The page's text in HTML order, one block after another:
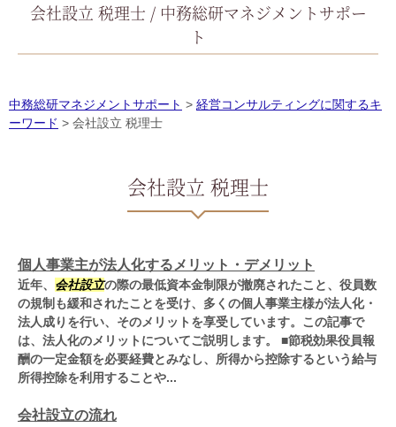
会社設立 税理士 / 中務総研マネジメントサポー
ト
中務総研マネジメントサポート > 経営コンサルティングに関するキ
ーワード > 会社設立 税理士
会社設立 税理士
個人事業主が法人化するメリット・デメリット
近年、 会社設立の際の最低資本金制限が撤廃されたこと、役員数
の規制も緩和されたことを受け、多くの個人事業主様が法人化・
法人成りを行い、そのメリットを享受しています。この記事で
は、法人化のメリットについてご説明します。 ■節税効果役員報
酬の一定金額を必要経費とみなし、所得から控除するという給与
所得控除を利用することや...
会社設立の流れ